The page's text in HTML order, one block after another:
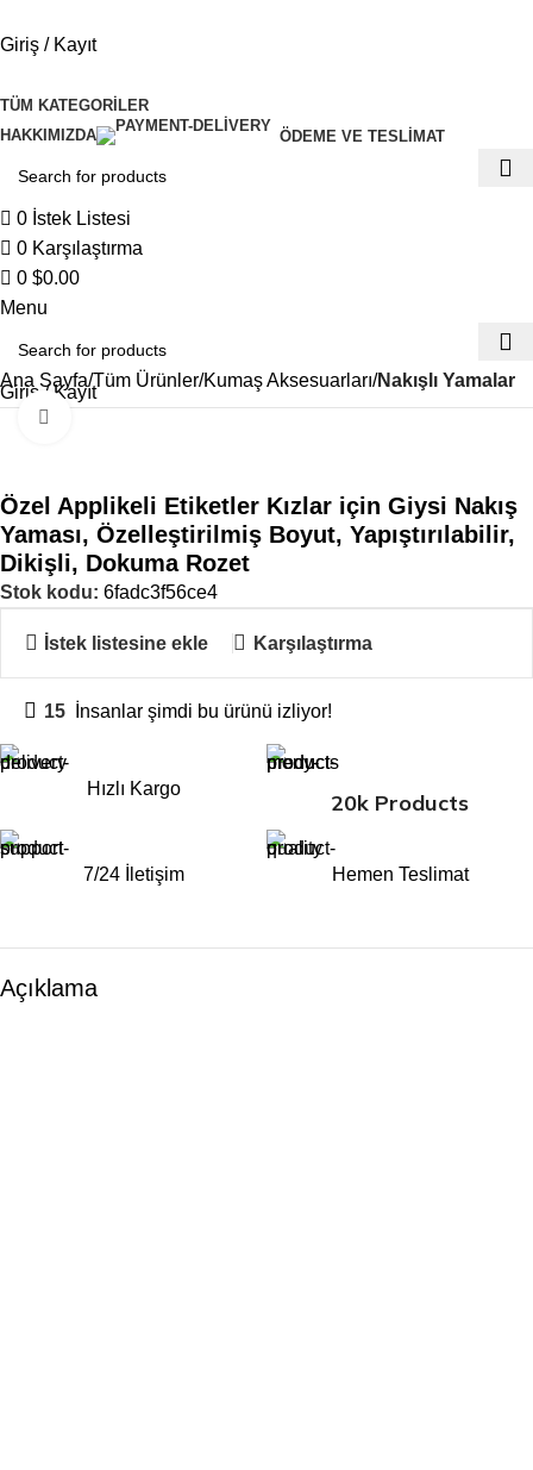
Giriş / Kayıt
TÜM KATEGORILER
HAKKIMIZDA
ÖDEME VE TESLIMAT
0 İstek Listesi
0 Karşılaştırma
0 $0.00
Menu
Giriş / Kayıt
Ana Sayfa Tüm Ürünler Kumaş Aksesuarları Nakışlı Yamalar
Özel Applikeli Etiketler Kızlar için Giysi Nakış
Yaması, Özelleştirilmiş Boyut, Yapıştırılabilir,
Dikişli, Dokuma Rozet
Stok kodu: 6fadc3f56ce4
İstek listesine ekle Karşılaştırma
15 İnsanlar şimdi bu ürünü izliyor!
Hızlı Kargo
20k Products
7/24 İletişim Hemen Teslimat
Açıklama